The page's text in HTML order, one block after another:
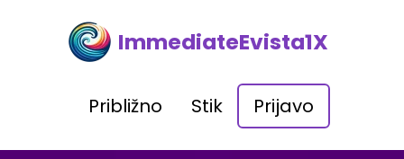
ImmediateEvista1X
Približno Stik Prijavo